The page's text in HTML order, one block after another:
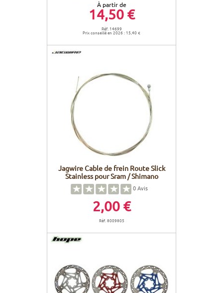
À partir de
14,50 €
Réf. 14699
Prix conseillé en 2026 : 15,40 €
Jagwire Cable de frein Route Slick
Stainless pour Sram / Shimano
0Avis
2,00 €
Réf. 8009805